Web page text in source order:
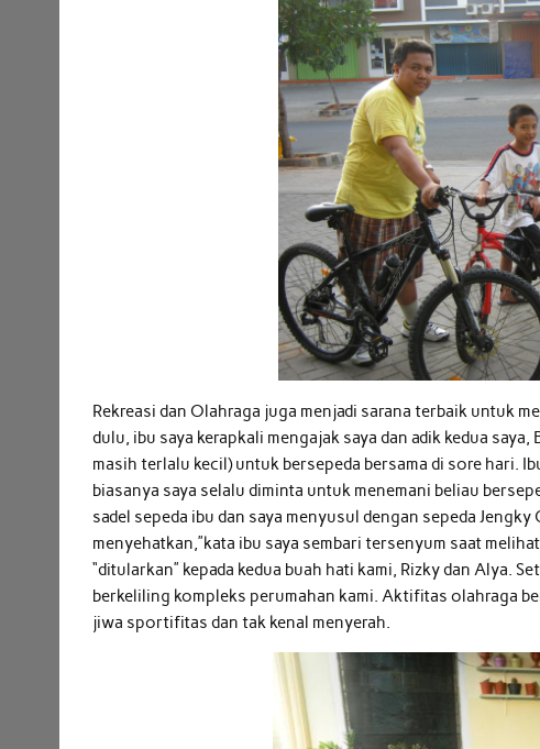
Rekreasi dan Olahraga juga menjadi sarana terbaik untuk
dulu, ibu saya kerapkali mengajak saya dan adik kedua
masih terlalu kecil) untuk bersepeda bersama di sore hari.
biasanya saya selalu diminta untuk menemani beliau
sadel sepeda ibu dan saya menyusul dengan sepeda
menyehatkan,”kata ibu saya sembari tersenyum saat
“ditularkan” kepada kedua buah hati kami, Rizky dan Alya.
berkeliling kompleks perumahan kami. Aktifitas olahraga
jiwa sportifitas dan tak kenal menyerah.